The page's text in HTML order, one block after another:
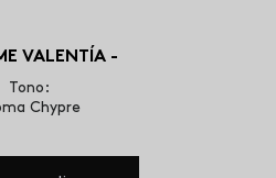
VALENTÍA -
Tono:
Chypre